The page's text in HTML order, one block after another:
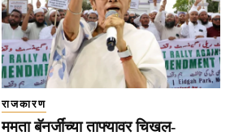
राजकारण
ममता बॅनर्जींच्या ताफ्यावर चिखल-